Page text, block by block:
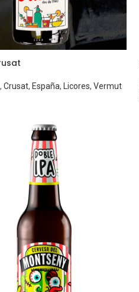
, Crusat, España, Licores, Vermut